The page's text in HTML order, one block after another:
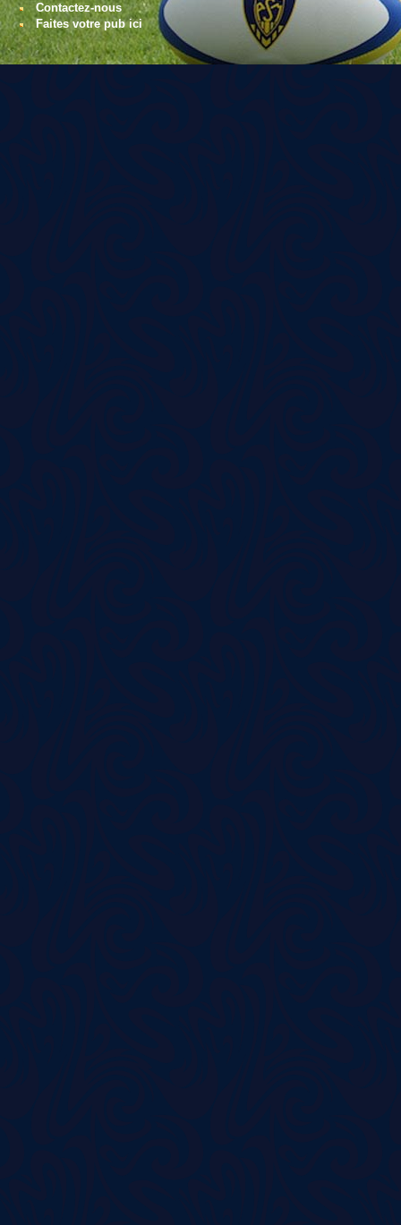
Contactez-nous
Faites votre pub ici